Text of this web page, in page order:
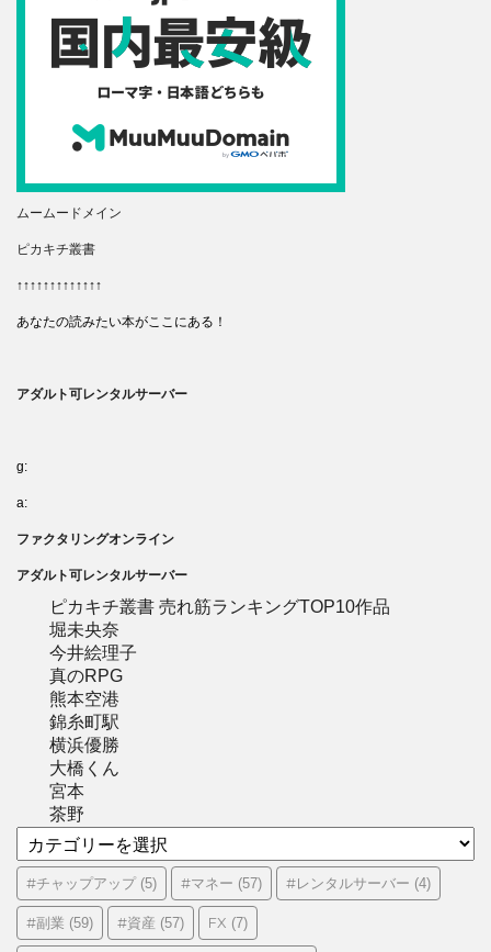
ムームードメイン
ピカキチ叢書
↑↑↑↑↑↑↑↑↑↑↑↑↑
あなたの読みたい本がここにある！
アダルト可レンタルサーバー
g:
a:
ファクタリングオンライン
アダルト可レンタルサーバー
ピカキチ叢書 売れ筋ランキングTOP10作品
堀未央奈
今井絵理子
真のRPG
熊本空港
錦糸町駅
横浜優勝
大橋くん
宮本
茶野
テ
ゴ
リ
ー
#チャップアップ(5) #マネー (57) #レンタルサーバー (4)
#副業 (59) #資産 (57) FX (7)